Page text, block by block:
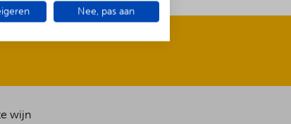
wijn
Nee, pas aan